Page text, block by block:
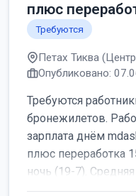
плюс
Требуются
Петах Тиква
Опубликовано:
Требуются
бронежилетов.
зарплата днём
плюс переработка
ночь (19-7). Средняя